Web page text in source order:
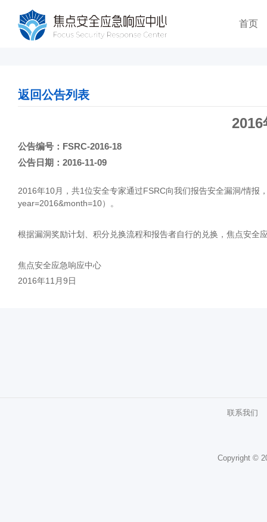
首页
返回公告列表
2016
公告编号：FSRC-2016-18
公告日期：2016-11-09
2016年10月，共1位安全专家通过FSRC向我们报告安全漏洞/情
year=2016&month=10）。
根据漏洞奖励计划、积分兑换流程和报告者自行的兑换，焦点安
焦点安全应急响应中心
2016年11月9日
联系我们
Copyright ©